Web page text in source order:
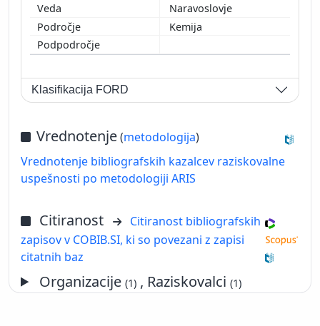
Naravoslovje
Kemija
Klasifikacija FORD
Vrednotenje(metodologija)
Vrednotenje bibliografskih kazalcev raziskovalne
uspešnosti po metodologiji ARIS
Citiranost
Citiranost bibliografskih
zapisov v COBIB.SI, ki so povezani z zapisi
citatnih baz
Organizacije(1) , Raziskovalci(1)